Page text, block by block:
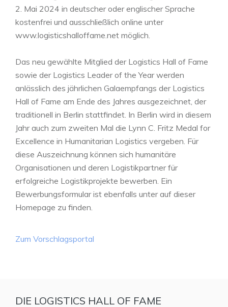
2. Mai 2024 in deutscher oder englischer Sprache
kostenfrei und ausschließlich online unter
www.logisticshalloffame.net möglich.
Das neu gewählte Mitglied der Logistics Hall of Fame
sowie der Logistics Leader of the Year werden
anlässlich des jährlichen Galaempfangs der Logistics
Hall of Fame am Ende des Jahres ausgezeichnet, der
traditionell in Berlin stattfindet. In Berlin wird in diesem
Jahr auch zum zweiten Mal die Lynn C. Fritz Medal for
Excellence in Humanitarian Logistics vergeben. Für
diese Auszeichnung können sich humanitäre
Organisationen und deren Logistikpartner für
erfolgreiche Logistikprojekte bewerben. Ein
Bewerbungsformular ist ebenfalls unter auf dieser
Homepage zu finden.
Zum Vorschlagsportal
DIE LOGISTICS HALL OF FAME